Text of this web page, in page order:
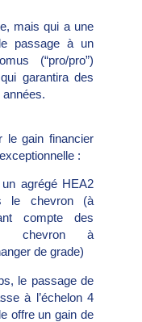
mais qui a une
passage à un
(“pro/pro”)
garantira des
le gain financier
:
un agrégé HEA2
le chevron (à
compte des
chevron à
de grade)
le passage de
à l’échelon 4
offre un gain de